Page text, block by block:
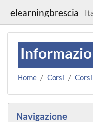
elearningbrescia
Home Corsi
Blocchi
Navigazione